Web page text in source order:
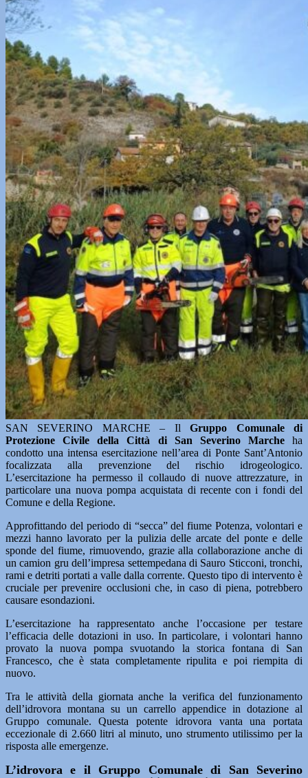
SAN SEVERINO MARCHE – IlGruppo Comunale di
Protezione Civile della Città di San Severino Marcheha
condotto una intensa esercitazione nell’area di Ponte Sant’Antonio
focalizzata alla prevenzione del rischio idrogeologico.
L’esercitazione ha permesso il collaudo di nuove attrezzature, in
particolare una nuova pompa acquistata di recente con i fondi del
Comune e della Regione.
Approfittando del periodo di “secca” del fiume Potenza, volontari e
mezzi hanno lavorato per la pulizia delle arcate del ponte e delle
sponde del fiume, rimuovendo, grazie alla collaborazione anche di
un camion gru dell’impresa settempedana di Sauro Sticconi, tronchi,
rami e detriti portati a valle dalla corrente. Questo tipo di intervento è
cruciale per prevenire occlusioni che, in caso di piena, potrebbero
causare esondazioni.
L’esercitazione ha rappresentato anche l’occasione per testare
l’efficacia delle dotazioni in uso. In particolare, i volontari hanno
provato la nuova pompa svuotando la storica fontana di San
Francesco, che è stata completamente ripulita e poi riempita di
nuovo.
Tra le attività della giornata anche la verifica del funzionamento
dell’idrovora montana su un carrello appendice in dotazione al
Gruppo comunale. Questa potente idrovora vanta una portata
eccezionale di 2.660 litri al minuto, uno strumento utilissimo per la
risposta alle emergenze.
L’idrovora e il Gruppo Comunale di San Severino